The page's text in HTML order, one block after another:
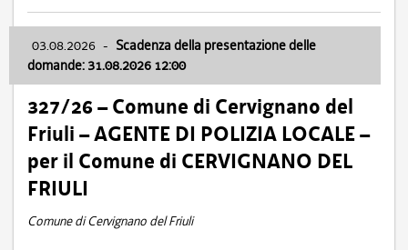
03.08.2026 - Scadenza della presentazione delle
domande: 31.08.2026 12:00
327/26 – Comune di Cervignano del
Friuli – AGENTE DI POLIZIA LOCALE –
per il Comune di CERVIGNANO DEL
FRIULI
Comune di Cervignano del Friuli